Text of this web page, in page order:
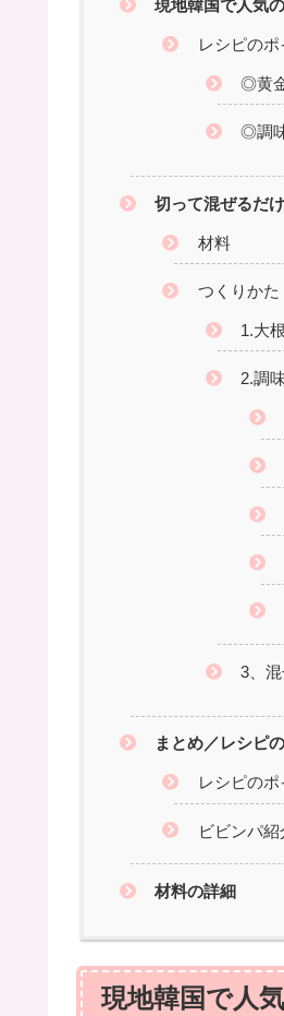
現地韓国で人気
レシピのポ
◎黄
◎調
切って混ぜるだ
材料
つくりかた
1.大
2.調
3、
まとめ／レシピ
レシピのポ
ビビンパ紹
材料の詳細
現地韓国で人